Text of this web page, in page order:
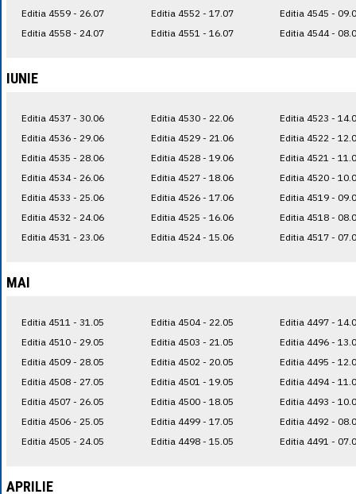
Editia 4559 - 26.07
Editia 4558 - 24.07
Editia 4552 - 17.07
Editia 4551 - 16.07
Editia 4545 -
Editia 4544 -
IUNIE
Editia 4537 - 30.06
Editia 4536 - 29.06
Editia 4535 - 28.06
Editia 4534 - 26.06
Editia 4533 - 25.06
Editia 4532 - 24.06
Editia 4531 - 23.06
Editia 4530 - 22.06
Editia 4529 - 21.06
Editia 4528 - 19.06
Editia 4527 - 18.06
Editia 4526 - 17.06
Editia 4525 - 16.06
Editia 4524 - 15.06
Editia 4523 -
Editia 4522 -
Editia 4521 -
Editia 4520 -
Editia 4519 -
Editia 4518 -
Editia 4517 -
MAI
Editia 4511 - 31.05
Editia 4510 - 29.05
Editia 4509 - 28.05
Editia 4508 - 27.05
Editia 4507 - 26.05
Editia 4506 - 25.05
Editia 4505 - 24.05
Editia 4504 - 22.05
Editia 4503 - 21.05
Editia 4502 - 20.05
Editia 4501 - 19.05
Editia 4500 - 18.05
Editia 4499 - 17.05
Editia 4498 - 15.05
Editia 4497 -
Editia 4496 -
Editia 4495 -
Editia 4494 -
Editia 4493 -
Editia 4492 -
Editia 4491 -
APRILIE